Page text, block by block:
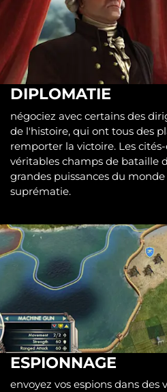
DIPLOMATIE
négociez avec certains des
de l'histoire, qui ont tous des
remporter la victoire. Les
véritables champs de bataille
grandes puissances du
suprématie.
ESPIONNAGE
envoyez vos espions dans des